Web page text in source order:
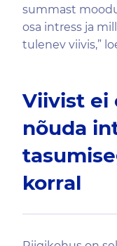
summast
osa intress ja
tulenev viivis,”
Viivist ei
nõuda
korral